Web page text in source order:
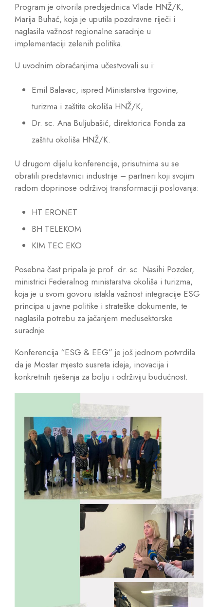
Program je otvorila predsjednica Vlade HNŽ/K,
Marija Buhać, koja je uputila pozdravne riječi i
naglasila važnost regionalne saradnje u
implementaciji zelenih politika.
U uvodnim obraćanjima učestvovali su i:
Emil Balavac, ispred Ministarstva trgovine,
turizma i zaštite okoliša HNŽ/K,
Dr. sc. Ana Buljubašić, direktorica Fonda za
zaštitu okoliša HNŽ/K.
U drugom dijelu konferencije, prisutnima su se
obratili predstavnici industrije – partneri koji svojim
radom doprinose održivoj transformaciji poslovanja:
HT ERONET
BH TELEKOM
KIM TEC EKO
Posebna čast pripala je prof. dr. sc. Nasihi Pozder,
ministrici Federalnog ministarstva okoliša i turizma,
koja je u svom govoru istakla važnost integracije ESG
principa u javne politike i strateške dokumente, te
naglasila potrebu za jačanjem međusektorske
suradnje.
Konferencija “ESG & EEG” je još jednom potvrdila
da je Mostar mjesto susreta ideja, inovacija i
konkretnih rješenja za bolju i održiviju budućnost.